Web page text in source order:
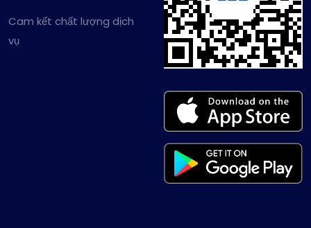
Cam kết chất lượng dịch
vụ